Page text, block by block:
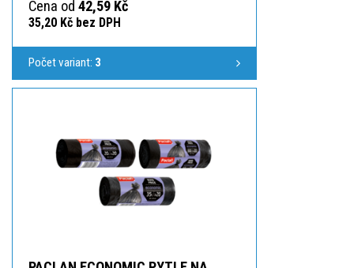
Cena od 42,59 Kč
35,20 Kč bez DPH
Počet variant: 3